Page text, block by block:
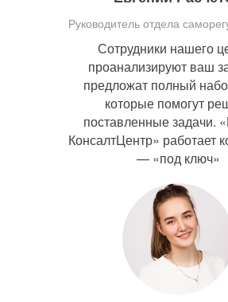
Руководитель отдела
Сотрудники нашего
проанализируют ваш
предложат полный
которые помогут
поставленные задачи.
КонсалтЦентр» работает
— «под ключ»